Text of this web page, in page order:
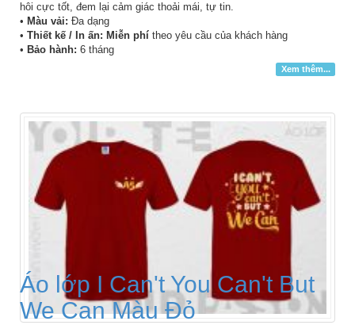
hôi cực tốt, đem lại cảm giác thoải mái, tự tin.
• Màu vải: Đa dạng
• Thiết kế / In ấn: Miễn phí theo yêu cầu của khách hàng
• Bảo hành: 6 tháng
Xem thêm...
Áo lớp I Can't You Can't But
We Can Màu Đỏ